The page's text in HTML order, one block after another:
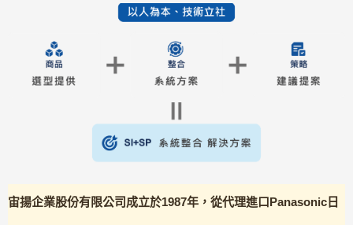
宙揚企業股份有限公司成立於1987年，從代理進口Panasonic日